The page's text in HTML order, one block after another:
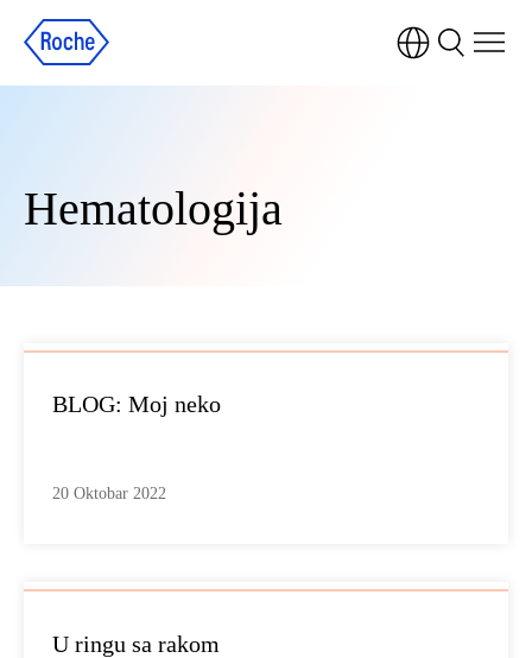
Hematologija
BLOG: Moj neko
20 Oktobar 2022
U ringu sa rakom